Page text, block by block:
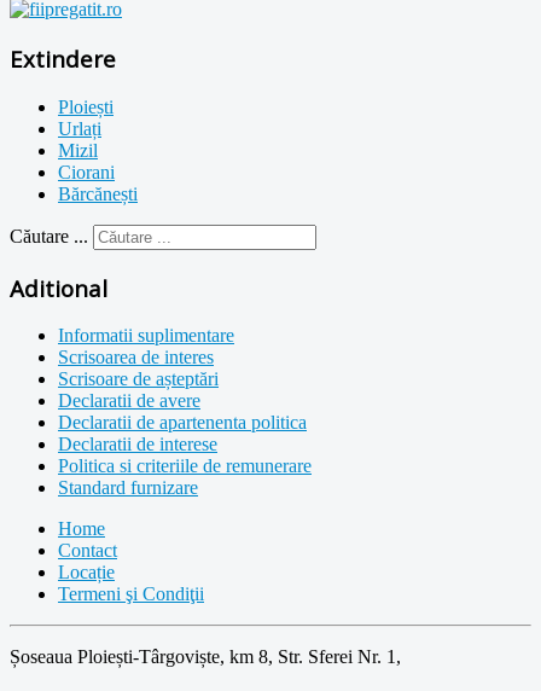
Extindere
Ploiești
Urlați
Mizil
Ciorani
Bărcănești
Căutare ...
Aditional
Informatii suplimentare
Scrisoarea de interes
Scrisoare de așteptări
Declaratii de avere
Declaratii de apartenenta politica
Declaratii de interese
Politica si criteriile de remunerare
Standard furnizare
Home
Contact
Locație
Termeni şi Condiţii
Șoseaua Ploiești-Târgoviște, km 8, Str. Sferei Nr. 1,